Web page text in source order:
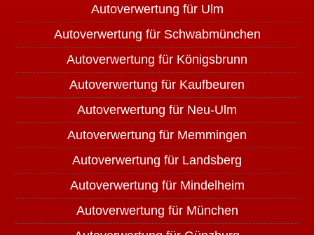
Autoverwertung für Ulm
Autoverwertung für Schwabmünchen
Autoverwertung für Königsbrunn
Autoverwertung für Kaufbeuren
Autoverwertung für Neu-Ulm
Autoverwertung für Memmingen
Autoverwertung für Landsberg
Autoverwertung für Mindelheim
Autoverwertung für München